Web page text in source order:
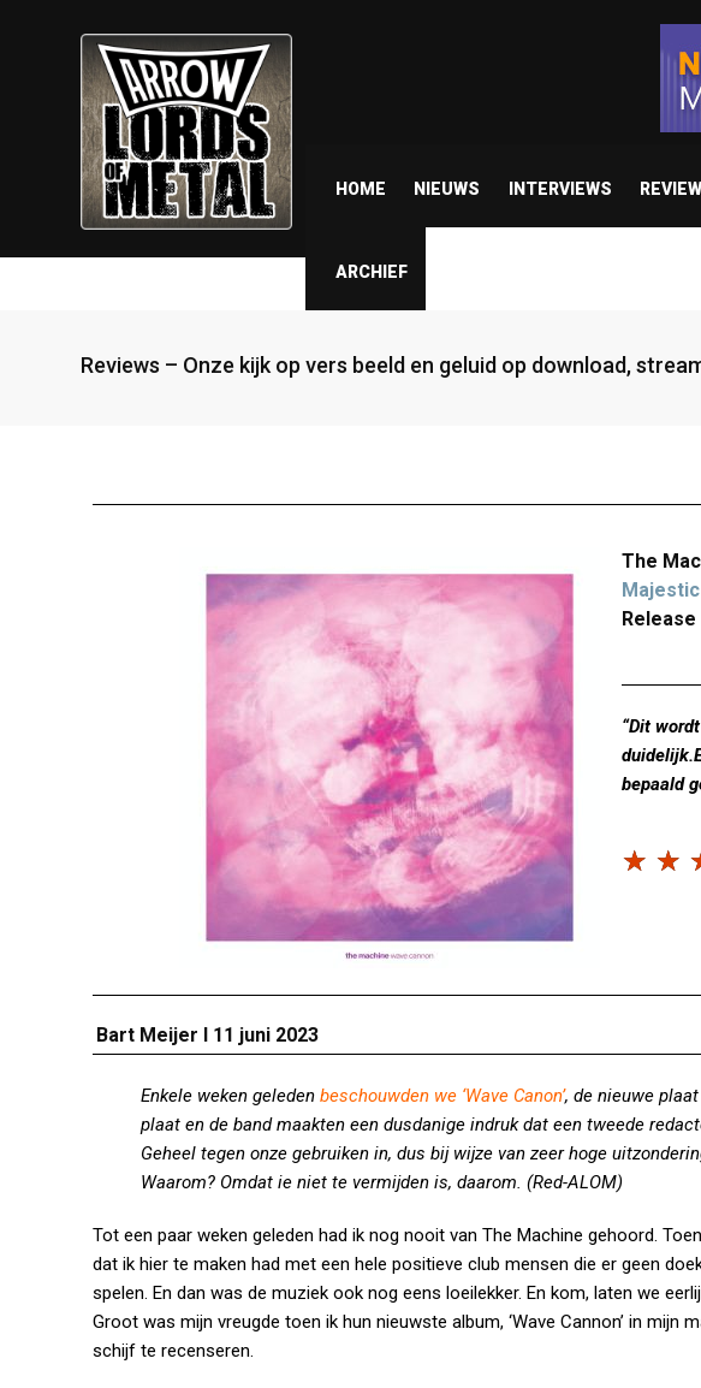
HOME NIEUWS INTERVIEWS
ARCHIEF
Reviews – Onze kijk op vers beeld en geluid op download,
The
Release
“Dit
bepaald
☆ ☆
Bart Meijer I 11 juni 2023
Enkele weken geleden beschouwden we ‘Wave Canon’, de nieuwe
plaat en de band maakten een dusdanige indruk dat een tweede
Geheel tegen onze gebruiken in, dus bij wijze van zeer hoge
Waarom? Omdat ie niet te vermijden is, daarom. (Red-ALOM)
Tot een paar weken geleden had ik nog nooit van The Machine gehoord.
dat ik hier te maken had met een hele positieve club mensen die er geen
spelen. En dan was de muziek ook nog eens loeilekker. En kom, laten we
Groot was mijn vreugde toen ik hun nieuwste album, ‘Wave Cannon’ in
schijf te recenseren.